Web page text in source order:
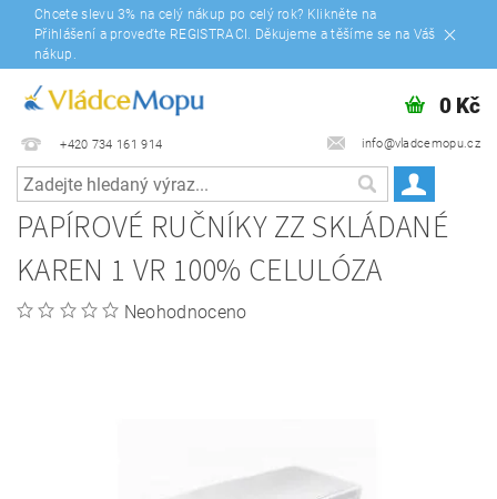
Chcete slevu 3% na celý nákup po celý rok? Klikněte na
Přihlášení a proveďte REGISTRACI. Děkujeme a těšíme se na Váš
nákup.
+420 734 161 914 info@vladcemopu.cz
0 Kč
PAPÍROVÉ RUČNÍKY ZZ SKLÁDANÉ
KAREN 1 VR 100% CELULÓZA
Neohodnoceno